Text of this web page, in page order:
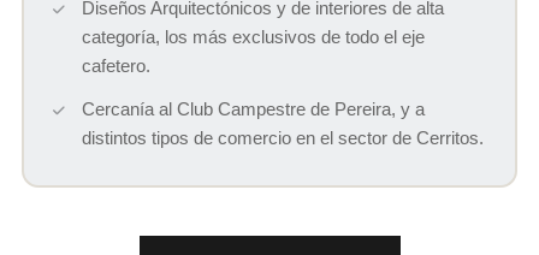
Diseños Arquitectónicos y de interiores de alta
categoría, los más exclusivos de todo el eje
cafetero.
Cercanía al Club Campestre de Pereira, y a
distintos tipos de comercio en el sector de Cerritos.